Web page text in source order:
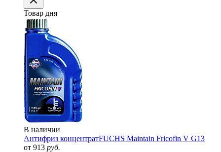
Товар дня
В наличии
Антифриз концентратFUCHS Maintain Fricofin V G13
от 913 руб.